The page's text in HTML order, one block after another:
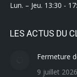
Lun. – Jeu. 13:30 -
LES ACTUS DU
Fermeture
9 juillet 2026